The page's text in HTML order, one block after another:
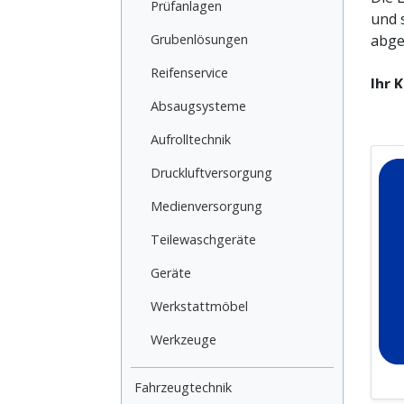
Prüfanlagen
Grubenlösungen
Reifenservice
Absaugsysteme
Aufrolltechnik
Druckluftversorgung
Medienversorgung
Teilewaschgeräte
Geräte
Werkstattmöbel
Werkzeuge
Fahrzeugtechnik
und
Ihr
bis